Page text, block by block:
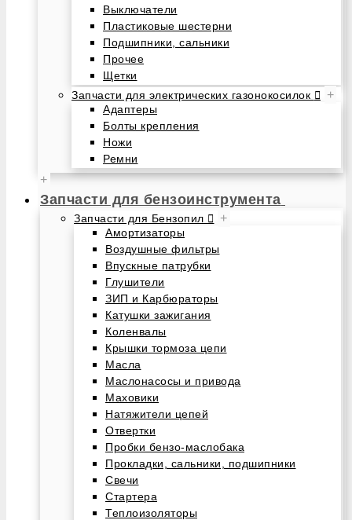
Выключатели
Пластиковые шестерни
Подшипники, сальники
Прочее
Щетки
Запчасти для электрических газонокосилок
+
Адаптеры
Болты крепления
Ножи
Ремни
+
Запчасти для бензоинструмента
Запчасти для Бензопил +
Амортизаторы
Воздушные фильтры
Впускные патрубки
Глушители
ЗИП и Карбюраторы
Катушки зажигания
Коленвалы
Крышки тормоза цепи
Масла
Маслонасосы и привода
Маховики
Натяжители цепей
Отвертки
Пробки бензо-маслобака
Прокладки, сальники, подшипники
Свечи
Стартера
Теплоизоляторы